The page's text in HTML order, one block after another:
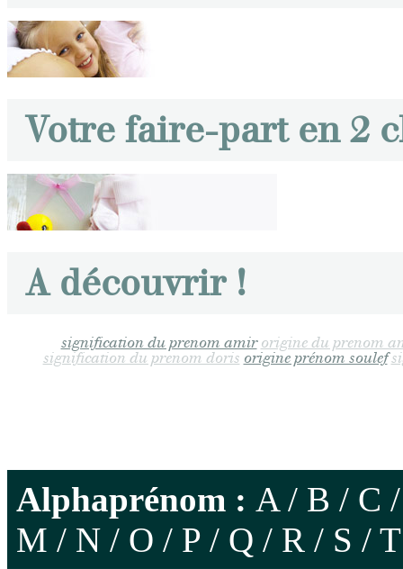
Votre faire-part en 2
A découvrir !
signification du prenom amir origine du prenom
signification du prenom doris origine prénom soulef
Alphaprénom : A/ B / C
M / N / O / P / Q / R / S / T